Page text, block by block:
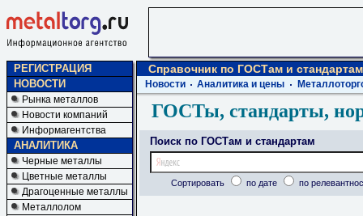
РЕГИСТРАЦИЯ
НОВОСТИ
Рынка металлов
Новости компаний
Информагентства
АНАЛИТИКА
Черные металлы
Цветные металлы
Драгоценные металлы
Металлолом
Справочник по ГОСТам и стандартам
Новости Аналитика и цены
ГОСТы, стандарты,
Поиск по ГОСТам и стандартам
Сортировать по дате по